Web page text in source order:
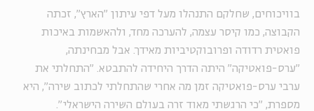
בוויכוחים, שחלקם התנהלו מעל דפי עיתון "הארץ", זכתה
הקבוצה, כמו קיסר עצמה, להערכה מחד, ולהאשמות באיכות
פואטית רדודה ופרובוקטיביות מאידך. אבל מבחינתה,
"ערס-פואטיקה" היתה הדרך היחידה להתבטא. "התחלתי את
ערבי ערס-פואטיקה זמן מה אחרי שהתחלתי לכתוב שירה", היא
מספרת, "כי הרגשתי מאוד זרה בעולם השירה הישראלי".